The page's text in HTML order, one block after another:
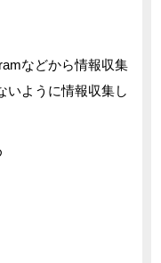
などから情報収集
いように情報収集し